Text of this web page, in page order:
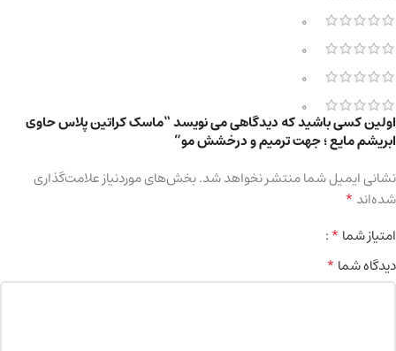
0
0
0
0
اولین کسی باشید که دیدگاهی می نویسد “ماسک کراتین پلاس حاوی
ابریشم مایع ؛ جهت ترمیم و درخشش مو”
نشانی ایمیل شما منتشر نخواهد شد.بخش‌های موردنیاز علامت‌گذاری
شده‌اند*
امتیاز شما*
دیدگاه شما*